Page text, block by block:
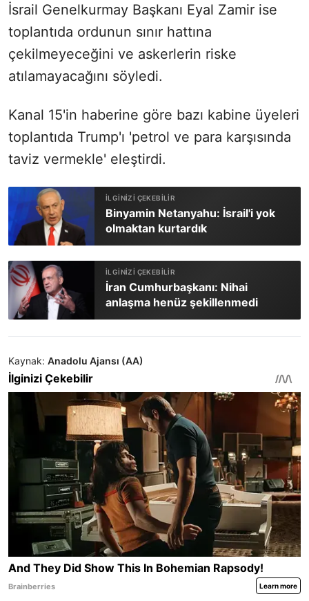
İsrail Genelkurmay Başkanı Eyal Zamir ise
toplantıda ordunun sınır hattına
çekilmeyeceğini ve askerlerin riske
atılamayacağını söyledi.
Kanal 15'in haberine göre bazı kabine üyeleri
toplantıda Trump'ı 'petrol ve para karşısında
taviz vermekle' eleştirdi.
Binyamin Netanyahu: İsrail'i yok
olmaktan kurtardık
İran Cumhurbaşkanı: Nihai
anlaşma henüz şekillenmedi
Kaynak: Anadolu Ajansı (AA)